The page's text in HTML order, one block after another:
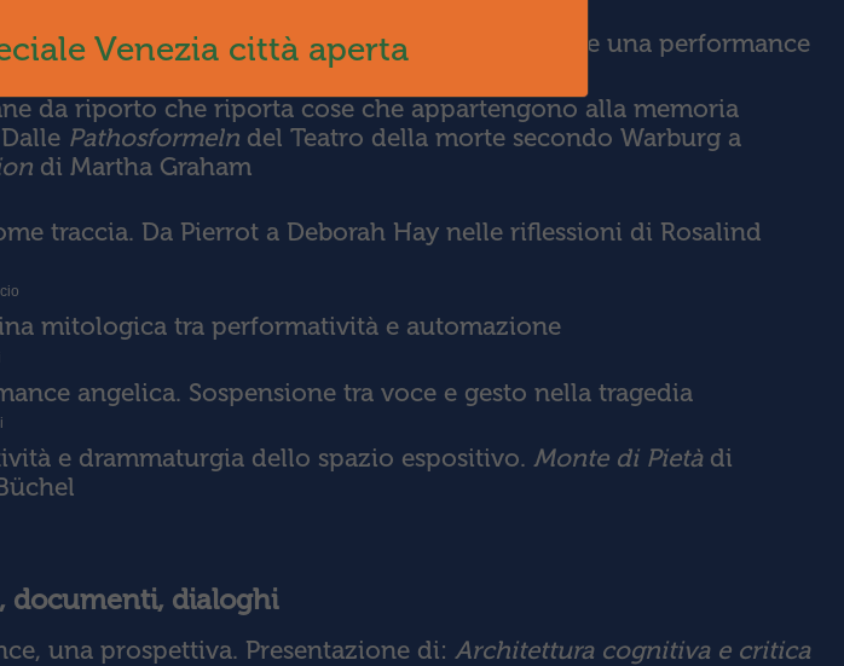
Rasa. Sulla maestria di Richard Schechner: come una performance
da riporto che riporta cose che appartengono alla memoria
Pathosformelndel Teatro della morte secondo Warburg a
di Martha Graham
traccia. Da Pierrot a Deborah Hay nelle riflessioni di Rosalind
mitologica tra performatività e automazione
angelica. Sospensione tra voce e gesto nella tragedia
e drammaturgia dello spazio espositivo. Monte di Pietà di
documenti, dialoghi
una prospettiva. Presentazione di: Architettura cognitiva e critica
Venezia città aperta